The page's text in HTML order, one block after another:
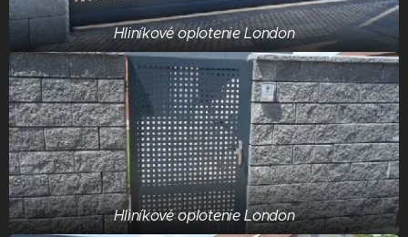
Hliníkové oplotenie London
Hliníkové oplotenie London